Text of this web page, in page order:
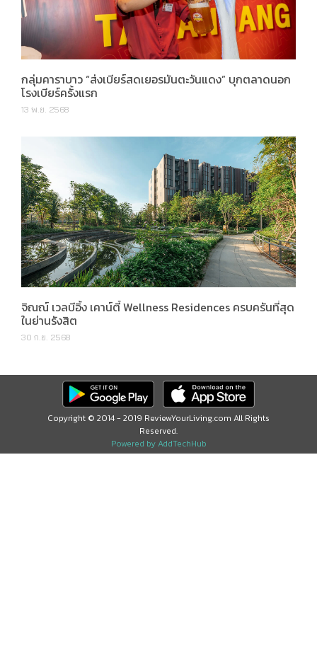
กลุ่มคาราบาว “ส่งเบียร์สดเยอรมันตะวันแดง” บุกตลาดนอก
โรงเบียร์ครั้งแรก
13 พ.ย. 2568
จิณณ์ เวลบีอิ้ง เคาน์ตี้ Wellness Residences ครบครันที่สุด
ในย่านรังสิต
30 ก.ย. 2568
Copyright © 2014 - 2019 ReviewYourLiving.com All Rights
Reserved.
Powered by AddTechHub